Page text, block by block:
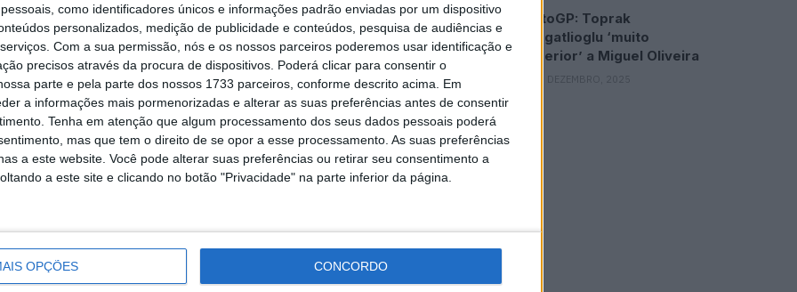
como identificadores únicos e informações padrão enviadas por um dispositivo
personalizados, medição de publicidade e conteúdos, pesquisa de audiências e
Com a sua permissão, nós e os nossos parceiros poderemos usar identificação e
precisos através da procura de dispositivos. Poderá clicar para consentir o
parte e pela parte dos nossos 1733 parceiros, conforme descrito acima. Em
a informações mais pormenorizadas e alterar as suas preferências antes de consentir
Tenha em atenção que algum processamento dos seus dados pessoais poderá
mas que tem o direito de se opor a esse processamento. As suas preferências
a este website. Você pode alterar suas preferências ou retirar seu consentimento a
a este site e clicando no botão "Privacidade" na parte inferior da página.
OPÇÕES CONCORDO
o estreante
...
concretizado,
MotoGP: Toprak
Razgatlioglu ‘muito
superior’ a Miguel Oliveira